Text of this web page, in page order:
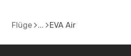
Flüge EVA Air